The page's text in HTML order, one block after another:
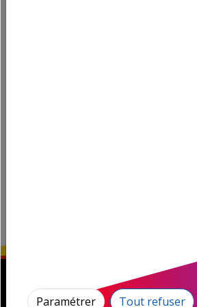
Paramétrer Tout refuser